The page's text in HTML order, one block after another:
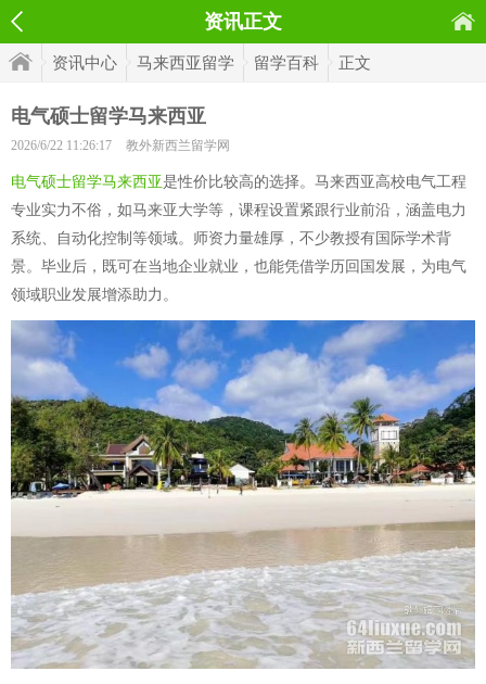
资讯正文
资讯中心 马来西亚留学 留学百科 正文
电气硕士留学马来西亚
2026/6/22 11:26:17 教外新西兰留学网
电气硕士留学马来西亚是性价比较高的选择。马来西亚高校电气工程
专业实力不俗，如马来亚大学等，课程设置紧跟行业前沿，涵盖电力
系统、自动化控制等领域。师资力量雄厚，不少教授有国际学术背
景。毕业后，既可在当地企业就业，也能凭借学历回国发展，为电气
领域职业发展增添助力。